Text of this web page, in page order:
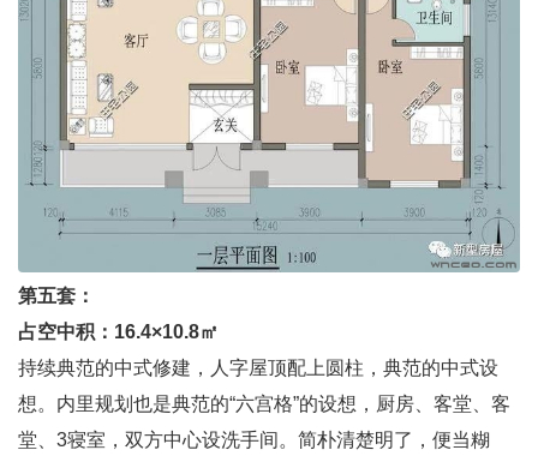
第五套：
占空中积：16.4×10.8㎡
持续典范的中式修建，人字屋顶配上圆柱，典范的中式设
想。内里规划也是典范的“六宫格”的设想，厨房、客堂、客
堂、3寝室，双方中心设洗手间。简朴清楚明了，便当糊